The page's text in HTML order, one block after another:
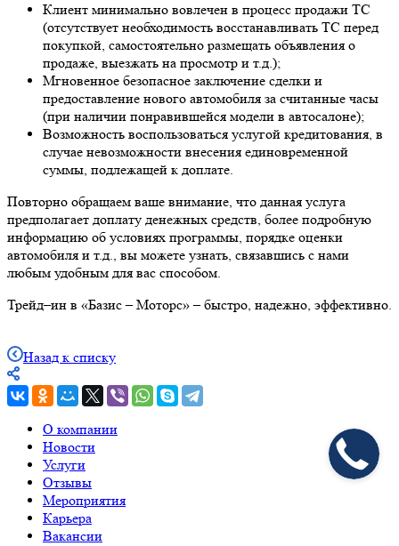
Клиент минимально вовлечен в процесс продажи ТС
(отсутствует необходимость восстанавливать ТС перед
покупкой, самостоятельно размещать объявления о
продаже, выезжать на просмотр и т.д.);
Мгновенное безопасное заключение сделки и
предоставление нового автомобиля за считанные часы
(при наличии понравившейся модели в автосалоне);
Возможность воспользоваться услугой кредитования, в
случае невозможности внесения единовременной
суммы, подлежащей к доплате.
Повторно обращаем ваше внимание, что данная услуга
предполагает доплату денежных средств, более подробную
информацию об условиях программы, порядке оценки
автомобиля и т.д., вы можете узнать, связавшись с нами
любым удобным для вас способом.
Трейд–ин в «Базис – Моторс» – быстро, надежно, эффективно.
Назад к списку
О компании
Новости
Услуги
Отзывы
Мероприятия
Карьера
Вакансии